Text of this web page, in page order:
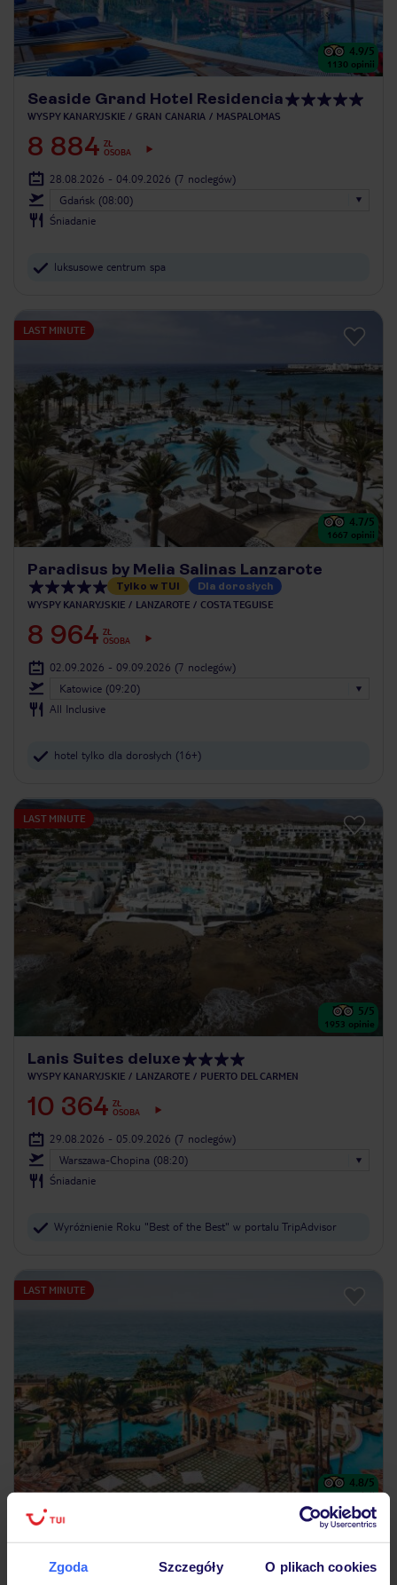
Zgoda Szczegóły O plikach cookies
4.9/5
1130 opinii
Seaside Grand Hotel Residencia
WYSPY KANARYJSKIE GRAN CANARIA MASPALOMAS
8 884 ZŁ
OSOBA
28.08.2026 - 04.09.2026 (7 noclegów)
Gdańsk (08:00)
Śniadanie
luksusowe centrum spa
LAST MINUTE
4.7/5
1667 opinii
Paradisus by Melia Salinas Lanzarote
Tylko w TUI Dla dorosłych
WYSPY KANARYJSKIE LANZAROTE COSTA TEGUISE
8 964 ZŁ
OSOBA
02.09.2026 - 09.09.2026 (7 noclegów)
Katowice (09:20)
All Inclusive
hotel tylko dla dorosłych (16+)
LAST MINUTE
5/5
1953 opinie
Lanis Suites deluxe
WYSPY KANARYJSKIE LANZAROTE PUERTO DEL CARMEN
10 364 ZŁ
OSOBA
29.08.2026 - 05.09.2026 (7 noclegów)
Warszawa-Chopina (08:20)
Śniadanie
Wyróżnienie Roku "Best of the Best" w portalu TripAdvisor
LAST MINUTE
4.8/5
3928 opinii
JOIA El Mirador by Iberostar
Dla dorosłych
WYSPY KANARYJSKIE TENERYFA COSTA ADEJE